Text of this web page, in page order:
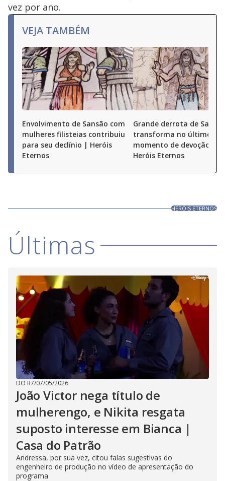
vez por ano.
VEJA TAMBÉM
Envolvimento de Sansão com
mulheres filisteias contribuiu
para seu declínio | Heróis
Eternos
Grande derrota de
transforma no último
momento de devoção a
Heróis Eternos
HERÓIS ETERNOS
Últimas
DO R7/07/05/2026
João Victor nega título de
mulherengo, e Nikita resgata
suposto interesse em Bianca |
Casa do Patrão
Andressa, por sua vez, citou falas sugestivas do
engenheiro de produção no vídeo de apresentação do
programa